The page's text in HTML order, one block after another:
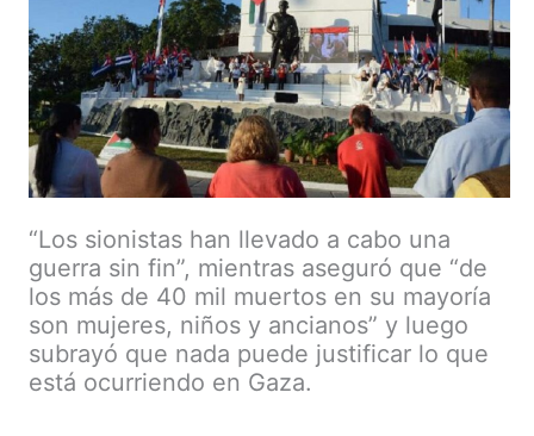
“Los sionistas han llevado a cabo una
guerra sin fin”, mientras aseguró que “de
los más de 40 mil muertos en su mayoría
son mujeres, niños y ancianos” y luego
subrayó que nada puede justificar lo que
está ocurriendo en Gaza.